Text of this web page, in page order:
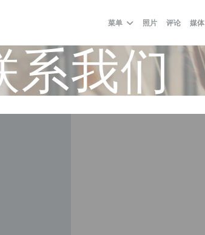
菜单 照片 评论 媒体
系我们